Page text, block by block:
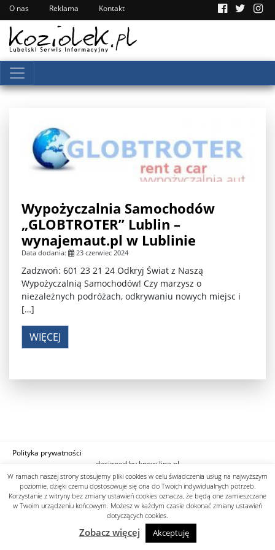
O nas Reklama Kontakt
Wypożyczalnia Samochodów
„GLOBTROTER” Lublin –
wynajemaut.pl w Lublinie
Data dodania: 23 czerwiec 2024
Zadzwoń: 601 23 21 24 Odkryj Świat z Naszą
Wypożyczalnią Samochodów! Czy marzysz o
niezależnych podróżach, odkrywaniu nowych miejsc i
[…]
WIĘCEJ
Polityka prywatności
designed by know-line.pl
W ramach naszej strony stosujemy pliki cookies w celu świadczenia usług na najwyższym
poziomie, dzięki czemu dostosowuje się ona do Twoich indywidualnych potrzeb.
Korzystanie z witryny bez zmiany ustawień cookies oznacza, że będą one zamieszczane
w Twoim urządzeniu końcowym. Możesz w każdym czasie dokonać zmiany ustawień
dotyczących cookies.
Zobacz więcej Akceptuję